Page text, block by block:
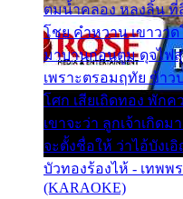
ตมน้ำคลอง หลงลิ้น ที่
โชย คำหวาน เขาวา
มาบานก่อนตูม ดุจไฟ
เพราะตรอมฤทัย ข้าว
โศก เสียเถิดทอง พักค
เขาจะว่า ลูกเจ้าเกิด
จะตั้งชื่อให้ ว่าไอ้บังเ
บัวทองร้องไห้ - เทพพ
(KARAOKE)